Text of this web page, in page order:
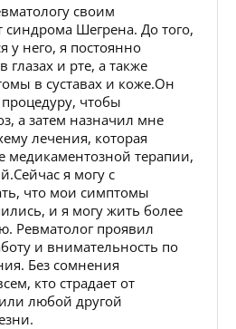
своим
Шегрена. До того,
у него, я постоянно
глазах и рте, а также
в суставах и коже.Он
чтобы
а затем назначил мне
лечения, которая
медикаментозной терапии,
я могу с
что мои симптомы
и я могу жить более
Ревматолог проявил
и внимательность по
Без сомнения
кто страдает от
любой другой